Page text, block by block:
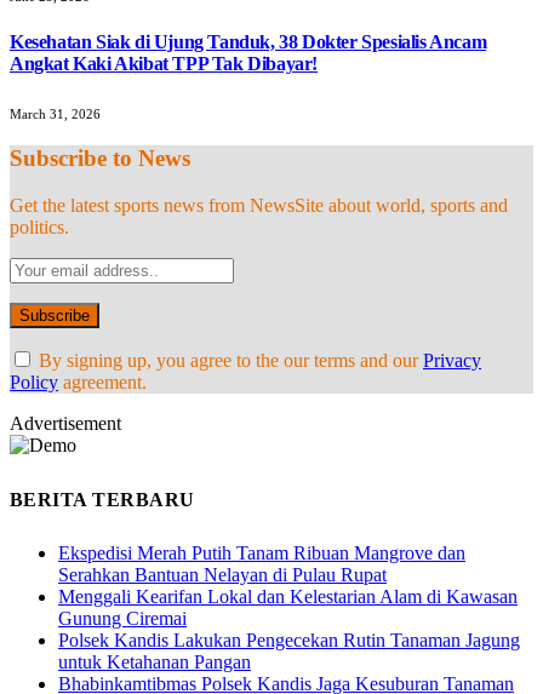
Kesehatan Siak di Ujung Tanduk, 38 Dokter Spesialis Ancam
Angkat Kaki Akibat TPP Tak Dibayar!
March 31, 2026
Subscribe to News
Get the latest sports news from NewsSite about world, sports and
politics.
By signing up, you agree to the our terms and ourPrivacy
Policy agreement.
Advertisement
BERITA TERBARU
Ekspedisi Merah Putih Tanam Ribuan Mangrove dan
Serahkan Bantuan Nelayan di Pulau Rupat
Menggali Kearifan Lokal dan Kelestarian Alam di Kawasan
Gunung Ciremai
Polsek Kandis Lakukan Pengecekan Rutin Tanaman Jagung
untuk Ketahanan Pangan
Bhabinkamtibmas Polsek Kandis Jaga Kesuburan Tanaman